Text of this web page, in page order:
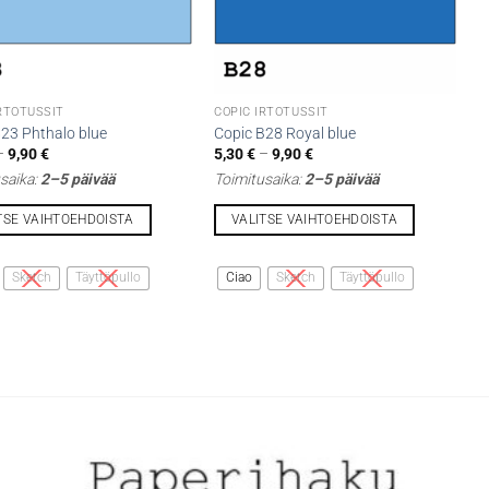
Phthalo blue
9,90€Hintaluokka:
-
2–5 päivää
VAIHTOEHDOISTA
Sketch Täyttöpullo
COPIC IRTOTUSSIT
Copic B28 Royal blue
5,30€ – 9,90€Hintaluokka:
-
Toimitusaika:2–5 päivää
VALITSE VAIHTOEHDOISTA
tuotteella
sivulla.
Ciao Sketch Täyttöpullo